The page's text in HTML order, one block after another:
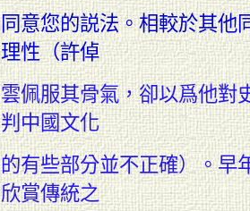
同意您的説法。相較於其他
理性（許倬
雲佩服其骨氣，卻以爲他對
判中國文化
的有些部分並不正確）。早
欣賞傳統之